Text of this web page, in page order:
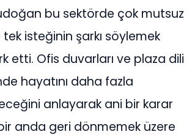
bu sektörde çok mutsuz
isteğinin şarkı söylemek
etti. Ofis duvarları ve plaza dili
hayatını daha fazla
anlayarak ani bir karar
anda geri dönmemek üzere